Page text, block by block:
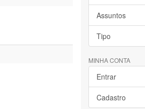
Assuntos
Tipo
MINHA CONTA
Entrar
Cadastro